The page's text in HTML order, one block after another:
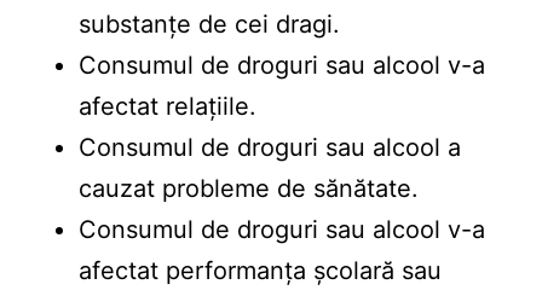
substanțe de cei dragi.
Consumul de droguri sau alcool v-a
afectat relațiile.
Consumul de droguri sau alcool a
cauzat probleme de sănătate.
Consumul de droguri sau alcool v-a
afectat performanța școlară sau